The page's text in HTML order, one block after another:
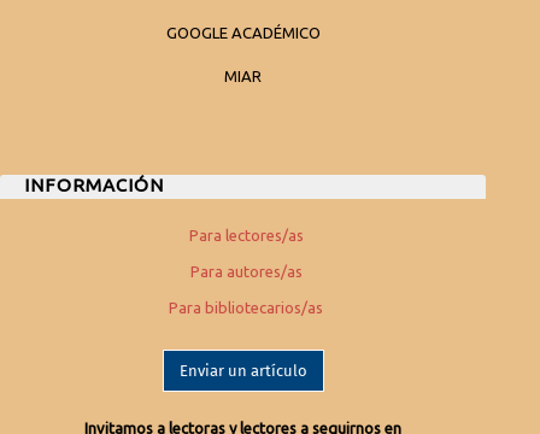
GOOGLE ACADÉMICO
MIAR
INFORMACIÓN
Para lectores/as
Para autores/as
Para bibliotecarios/as
Enviar un artículo
Invitamos a lectoras y lectores a seguirnos en